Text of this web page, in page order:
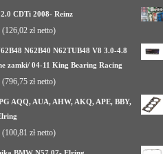
CDTi 2008- Reinz
(126,02 złnetto)
N62B40 N62TUB48 V8 3.0-4.8
zamki/ 04-11 King Bearing Racing
(796,75 złnetto)
AQQ, AUA, AHW, AKQ, APE, BBY,
(100,81 złnetto)
BMW N57 07- Elring